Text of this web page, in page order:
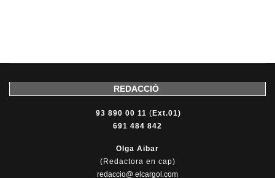
REDACCIÓ
93 890 00 11 ( Ext.01)
691 484 842
Olga Aibar
(Redactora en cap)
redaccio@ elcargol.com